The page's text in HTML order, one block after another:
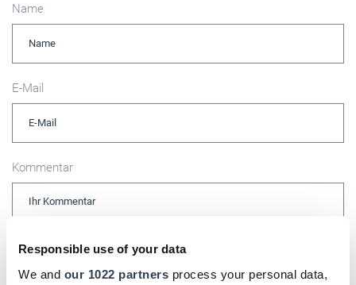
Responsible use of your data
We and our 1022 partners process your personal data,
Name
E-Mail
Kommentar
Bitte geben Sie "Kommentar" rückwärts ein.